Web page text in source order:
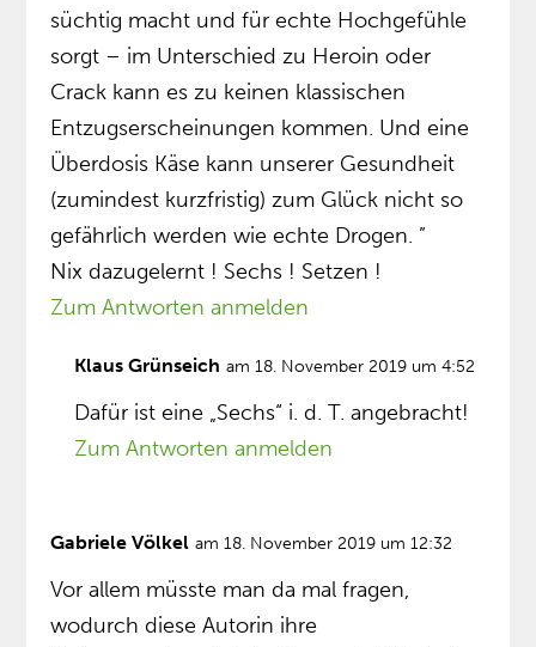
süchtig macht und für echte Hochgefühle
sorgt – im Unterschied zu Heroin oder
Crack kann es zu keinen klassischen
Entzugserscheinungen kommen. Und eine
Überdosis Käse kann unserer Gesundheit
(zumindest kurzfristig) zum Glück nicht so
gefährlich werden wie echte Drogen. ”
Nix dazugelernt ! Sechs ! Setzen !
Zum Antworten anmelden
Klaus Grünseich am 18. November 2019 um 4:52
Dafür ist eine „Sechs“ i. d. T. angebracht!
Zum Antworten anmelden
Gabriele Völkel am 18. November 2019 um 12:32
Vor allem müsste man da mal fragen,
wodurch diese Autorin ihre